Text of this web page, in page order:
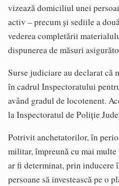
vizează domiciliul unei
activ – precum și sediile a
vederea completării
dispunerea de măsuri
Surse judiciare au declarat
în cadrul Inspectoratului
având gradul de locotenent.
la Inspectoratul de Poliție
Potrivit anchetatorilor, în
militar, împreună cu mai
ar fi determinat, prin inducere
persoane să investească pe o